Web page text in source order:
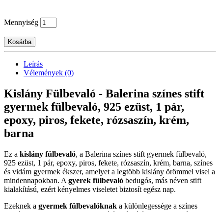
Mennyiség
Kosárba
Leírás
Vélemények (0)
Kislány Fülbevaló - Balerina színes stift
gyermek fülbevaló, 925 ezüst, 1 pár,
epoxy, piros, fekete, rózsaszín, krém,
barna
Ez a kislány fülbevaló, a Balerina színes stift gyermek fülbevaló,
925 ezüst, 1 pár, epoxy, piros, fekete, rózsaszín, krém, barna, színes
és vidám gyermek ékszer, amelyet a legtöbb kislány örömmel visel a
mindennapokban. A gyerek fülbevaló bedugós, más néven stift
kialakítású, ezért kényelmes viseletet biztosít egész nap.
Ezeknek a gyermek fülbevalóknak a különlegessége a színes